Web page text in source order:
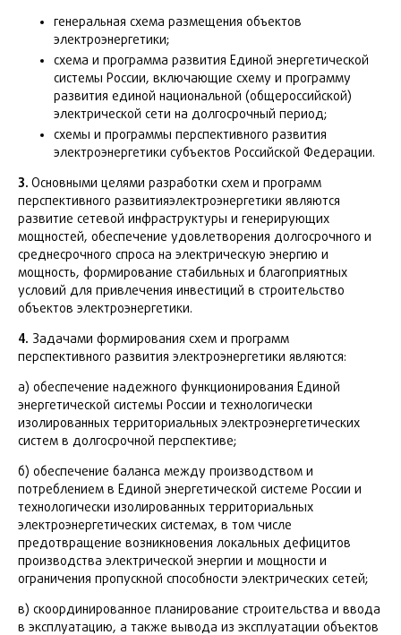
генеральная схема размещения объектов
электроэнергетики;
схема и программа развития Единой энергетической
системы России, включающие схему и программу
развития единой национальной (общероссийской)
электрической сети на долгосрочный период;
схемы и программы перспективного развития
электроэнергетики субъектов Российской Федерации.
3. Основными целями разработки схем и программ
перспективного развитияэлектроэнергетики являются
развитие сетевой инфраструктуры и генерирующих
мощностей, обеспечение удовлетворения долгосрочного и
среднесрочного спроса на электрическую энергию и
мощность, формирование стабильных и благоприятных
условий для привлечения инвестиций в строительство
объектов электроэнергетики.
4. Задачами формирования схем и программ
перспективного развития электроэнергетики являются:
а) обеспечение надежного функционирования Единой
энергетической системы России и технологически
изолированных территориальных электроэнергетических
систем в долгосрочной перспективе;
б) обеспечение баланса между производством и
потреблением в Единой энергетической системе России и
технологически изолированных территориальных
электроэнергетических системах, в том числе
предотвращение возникновения локальных дефицитов
производства электрической энергии и мощности и
ограничения пропускной способности электрических сетей;
в) скоординированное планирование строительства и ввода
в эксплуатацию, а также вывода из эксплуатации объектов